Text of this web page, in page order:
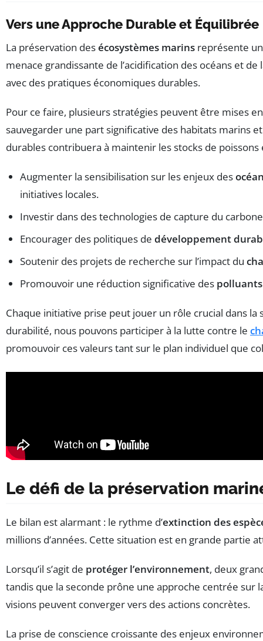
Vers une Approche Durable et Équilibrée
La préservation desécosystèmes marins représente
menace grandissante de l’acidification des océans et
avec des pratiques économiques durables.
Pour ce faire, plusieurs stratégies peuvent être mises
sauvegarder une part significative des habitats marins
durables contribuera à maintenir les stocks de
Augmenter la sensibilisation sur les enjeux des
initiatives locales.
Investir dans des technologies de capture du
Encourager des politiques de développement
Soutenir des projets de recherche sur l’impact du
Promouvoir une réduction significative des polluants
Chaque initiative prise peut jouer un rôle crucial dans la
durabilité, nous pouvons participer à la lutte contre le
promouvoir ces valeurs tant sur le plan individuel que
Le défi de la préservation
Le bilan est alarmant : le rythme d’extinction des
millions d’années. Cette situation est en grande partie
Lorsqu’il s’agit de protéger l’environnement, deux
tandis que la seconde prône une approche centrée sur
visions peuvent converger vers des actions concrètes.
La prise de conscience croissante des enjeux